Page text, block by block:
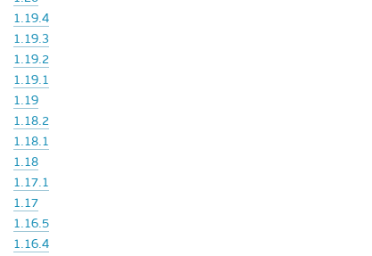
1.19.4
1.19.3
1.19.2
1.19.1
1.19
1.18.2
1.18.1
1.18
1.17.1
1.17
1.16.5
1.16.4